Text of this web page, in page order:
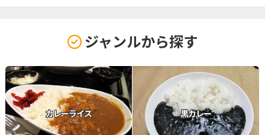
ジャンルから探す
カレーライス 黒カレー